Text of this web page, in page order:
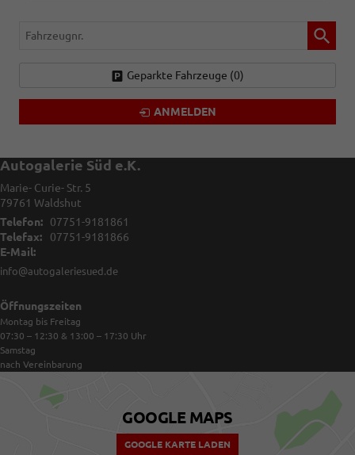
Fahrzeugnr.
Geparkte Fahrzeuge (0)
ANMELDEN
Autogalerie Süd e.K.
Marie- Curie- Str. 5
79761 Waldshut
Telefon:
07751-9181861
Telefax:
07751-9181866
E-Mail:
info@autogaleriesued.de
Öffnungszeiten
Montag bis Freitag
07:30 – 12:30 & 13:00 – 17:30 Uhr
Samstag
nach Vereinbarung
GOOGLE MAPS
GOOGLE KARTE LADEN